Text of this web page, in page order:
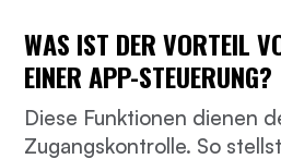
WAS IST DER VORTEIL
EINER APP-STEUERUNG?
Diese Funktionen dienen
Zugangskontrolle. So